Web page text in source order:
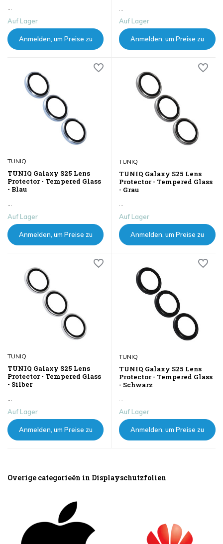
...
Auf Lager
Anmelden, um Preise zu
...
Auf Lager
Anmelden, um Preise zu
TUNIQ
TUNIQ Galaxy S25 Lens
Protector - Tempered Glass
- Blau
Auf Lager
Anmelden, um Preise zu
TUNIQ
TUNIQ Galaxy S25 Lens
Protector - Tempered Glass
- Grau
Auf Lager
Anmelden, um Preise zu
TUNIQ
TUNIQ Galaxy S25 Lens
Protector - Tempered Glass
- Silber
...
Auf Lager
Anmelden, um Preise zu
TUNIQ
TUNIQ Galaxy S25 Lens
Protector - Tempered Glass
- Schwarz
...
Auf Lager
Anmelden, um Preise zu
Overige categorieën in Displayschutzfolien